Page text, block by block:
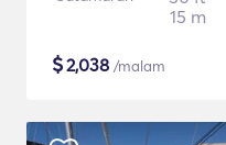
15 m
$2,038 /malam